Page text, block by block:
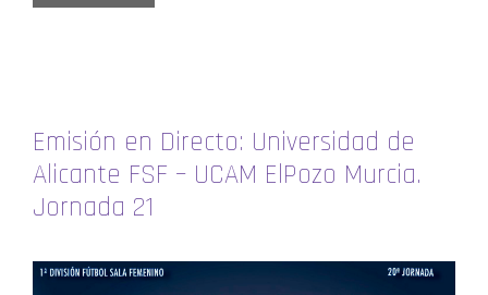
Emisión en Directo: Universidad de
Alicante FSF – UCAM ElPozo Murcia.
Jornada 21